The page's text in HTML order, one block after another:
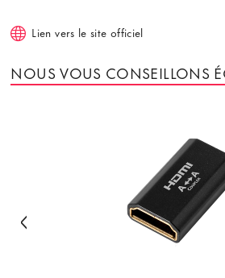
Lien vers le site officiel
NOUS VOUS CONSEILLONS